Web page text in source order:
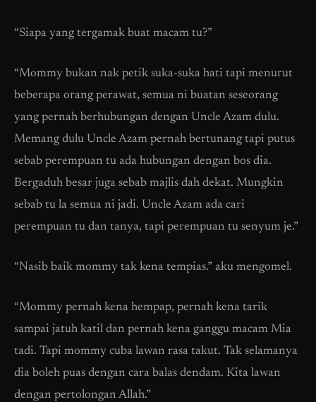
“Siapa yang tergamak buat macam tu?”
“Mommy bukan nak petik suka-suka hati tapi menurut
beberapa orang perawat, semua ni buatan seseorang
yang pernah berhubungan dengan Uncle Azam dulu.
Memang dulu Uncle Azam pernah bertunang tapi putus
sebab perempuan tu ada hubungan dengan bos dia.
Bergaduh besar juga sebab majlis dah dekat. Mungkin
sebab tu la semua ni jadi. Uncle Azam ada cari
perempuan tu dan tanya, tapi perempuan tu senyum je.”
“Nasib baik mommy tak kena tempias.” aku mengomel.
“Mommy pernah kena hempap, pernah kena tarik
sampai jatuh katil dan pernah kena ganggu macam Mia
tadi. Tapi mommy cuba lawan rasa takut. Tak selamanya
dia boleh puas dengan cara balas dendam. Kita lawan
dengan pertolongan Allah.”